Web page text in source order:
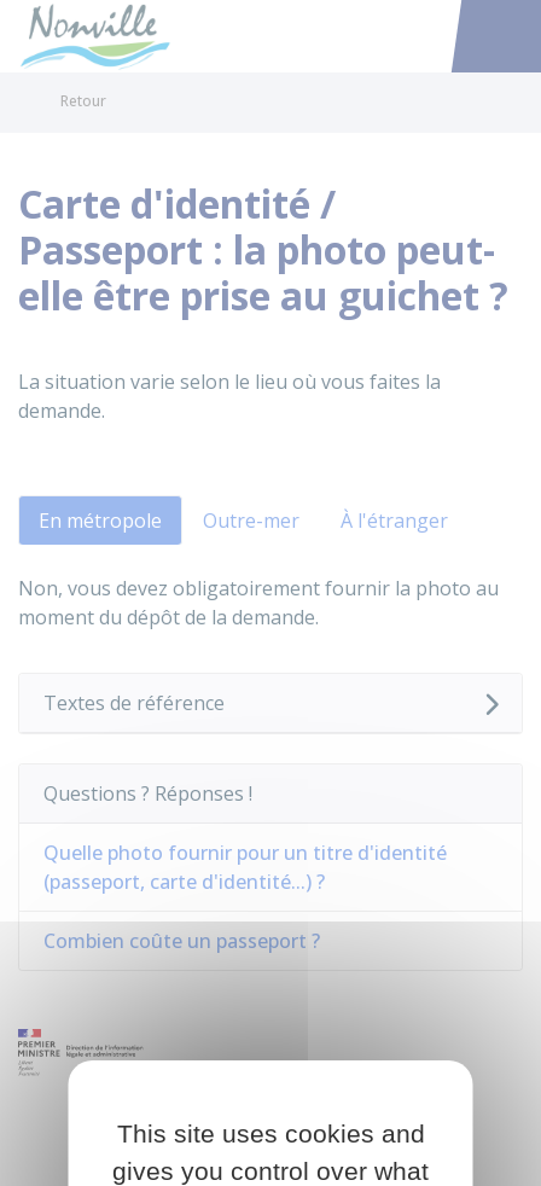
Accéder
Retour
Carte d'identité /
Passeport : la photo peut-
elle être prise au guichet ?
La situation varie selon le lieu où vous faites la
demande.
En métropole Outre-mer À l'étranger
Non, vous devez obligatoirement fournir la photo au
moment du dépôt de la demande.
Textes de référence
Questions ? Réponses !
Quelle photo fournir pour un titre d'identité
(passeport, carte d'identité...) ?
Combien coûte un passeport ?
This site uses cookies and
gives you control over what